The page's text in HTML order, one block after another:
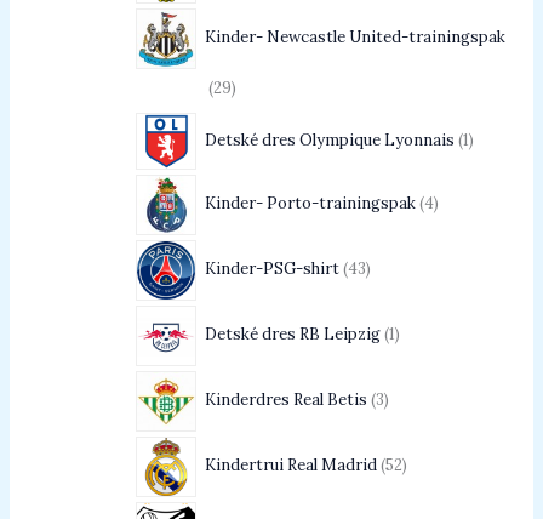
Kinder- Newcastle United-trainingspak
29
Detské dres Olympique Lyonnais 1
Kinder- Porto-trainingspak 4
Kinder-PSG-shirt 43
Detské dres RB Leipzig 1
Kinderdres Real Betis 3
Kindertrui Real Madrid 52